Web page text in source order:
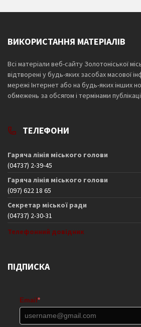
ВИКОРИСТАННЯ МАТЕРІАЛІВ
Всі матеріали веб-сайту Золотоніської
відтворені у будь-яких засобах масової
мережі Інтернет або на будь-яких інших
обмежень за обсягом і термінами
ТЕЛЕФОНИ
Гаряча лінія міського голови
(04737) 2-39-45
Гаряча лінія міського голови
(097) 622 18 65
Секретар міської ради
(04737) 2-30-31
Телефонний довідник
ПІДПИСКА
Email *